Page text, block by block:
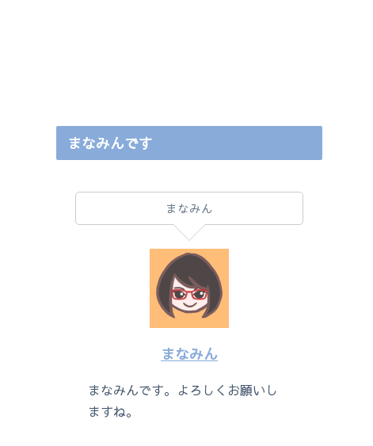
まなみんです
まなみん
まなみん
まなみんです。よろしくお願いし
ますね。